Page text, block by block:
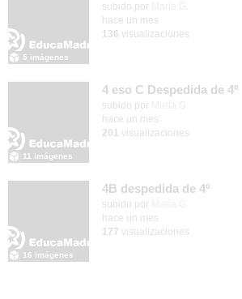
Contenido educativo.
subido por María G.
5 imágenes
hace un mes
136 visualizaciones
4 eso C Despedida de 4º
Contenido educativo.
subido por María G.
11 imágenes
hace un mes
201
visualizaciones
4B despedida de 4º
Contenido educativo.
subido por María G.
16 imágenes
hace un mes
177 visualizaciones